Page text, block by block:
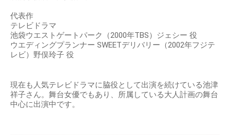
代表作
テレビドラマ
池袋ウエストゲートパーク（2000年TBS）ジェシー 役
ウエディングプランナー SWEETデリバリー（2002年フジテ
レビ）野俣玲子 役
現在も人気テレビドラマに脇役として出演を続けている池津
祥子さん。舞台女優でもあり、所属している大人計画の舞台
中心に出演中です。